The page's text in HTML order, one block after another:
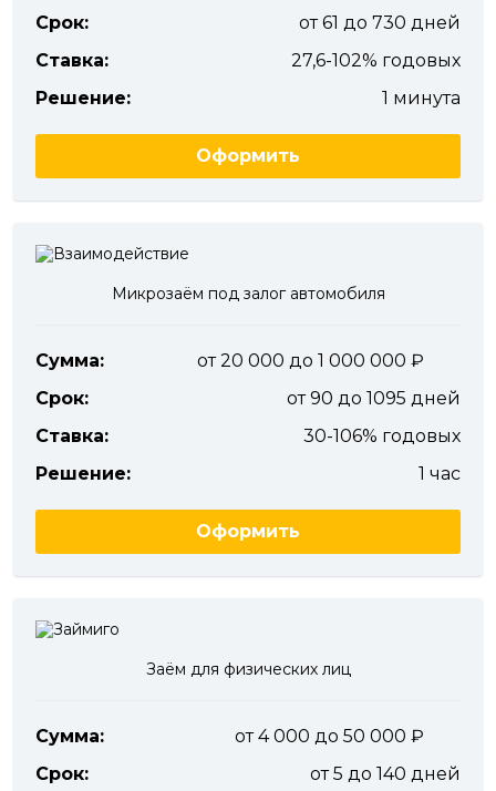
Срок:
от 61 до 730 дней
Ставка:
27,6-102% годовых
Решение:
1 минута
Оформить
Микрозаём под залог автомобиля
Сумма:
от 20 000 до 1 000 000
Срок:
от 90 до 1095 дней
Ставка:
30-106% годовых
Решение:
1 час
Оформить
Заём для физических лиц
Сумма:
от 4 000 до 50 000
Срок:
от 5 до 140 дней